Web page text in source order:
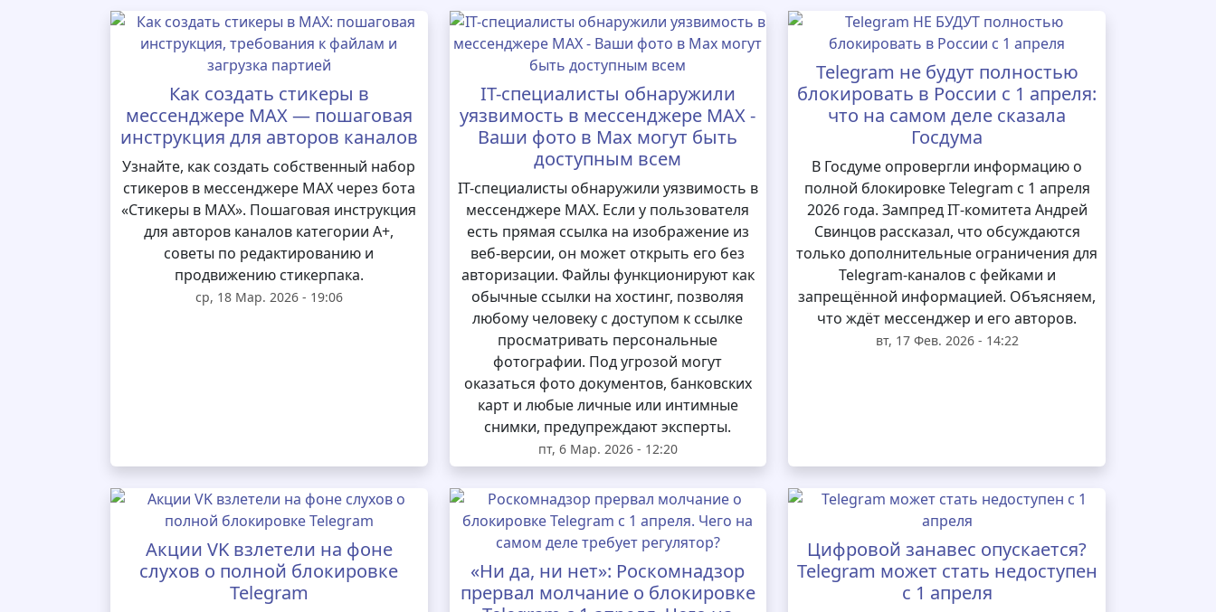
Как создать стикеры в
мессенджере MAX — пошаговая
инструкция для авторов каналов
Узнайте, как создать собственный набор
стикеров в мессенджере MAX через бота
«Стикеры в MAX». Пошаговая инструкция
для авторов каналов категории А+,
советы по редактированию и
продвижению стикерпака.
ср, 18 Мар. 2026 - 19:06
IT-специалисты обнаружили
уязвимость в мессенджере MAX -
Ваши фото в Max могут быть
доступным всем
IT-специалисты обнаружили уязвимость в
мессенджере MAX. Если у пользователя
есть прямая ссылка на изображение из
веб-версии, он может открыть его без
авторизации. Файлы функционируют как
обычные ссылки на хостинг, позволяя
любому человеку с доступом к ссылке
просматривать персональные
фотографии. Под угрозой могут
оказаться фото документов, банковских
карт и любые личные или интимные
снимки, предупреждают эксперты.
пт, 6 Мар. 2026 - 12:20
Telegram не будут полностью
блокировать в России с 1 апреля:
что на самом деле сказала
Госдума
В Госдуме опровергли информацию о
полной блокировке Telegram с 1 апреля
2026 года. Зампред IT‑комитета Андрей
Свинцов рассказал, что обсуждаются
только дополнительные ограничения для
Telegram‑каналов с фейками и
запрещённой информацией. Объясняем,
что ждёт мессенджер и его авторов.
вт, 17 Фев. 2026 - 14:22
Акции VK взлетели на фоне
слухов о полной блокировке
Telegram
«Ни да, ни нет»: Роскомнадзор
прервал молчание о блокировке
Цифровой занавес опускается?
Telegram может стать недоступен
с 1 апреля